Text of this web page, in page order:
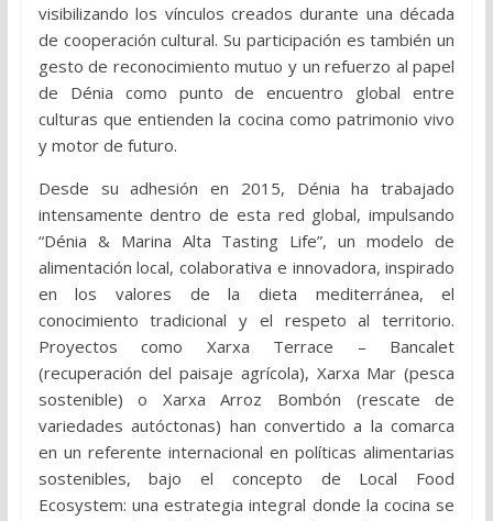
visibilizando los vínculos creados durante una década
de cooperación cultural. Su participación es también un
gesto de reconocimiento mutuo y un refuerzo al papel
de Dénia como punto de encuentro global entre
culturas que entienden la cocina como patrimonio vivo
y motor de futuro.
Desde su adhesión en 2015, Dénia ha trabajado
intensamente dentro de esta red global, impulsando
“Dénia & Marina Alta Tasting Life”, un modelo de
alimentación local, colaborativa e innovadora, inspirado
en los valores de la dieta mediterránea, el
conocimiento tradicional y el respeto al territorio.
Proyectos como Xarxa Terrace – Bancalet
(recuperación del paisaje agrícola), Xarxa Mar (pesca
sostenible) o Xarxa Arroz Bombón (rescate de
variedades autóctonas) han convertido a la comarca
en un referente internacional en políticas alimentarias
sostenibles, bajo el concepto de Local Food
Ecosystem: una estrategia integral donde la cocina se